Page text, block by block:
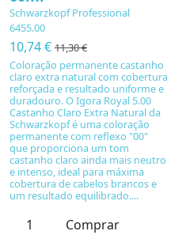
Schwarzkopf Professional
6455.00
10,74 € 11,30 €
Coloração permanente castanho
claro extra natural com cobertura
reforçada e resultado uniforme e
duradouro. O Igora Royal 5.00
Castanho Claro Extra Natural da
Schwarzkopf é uma coloração
permanente com reflexo "00"
que proporciona um tom
castanho claro ainda mais neutro
e intenso, ideal para máxima
cobertura de cabelos brancos e
um resultado equilibrado....
Comprar